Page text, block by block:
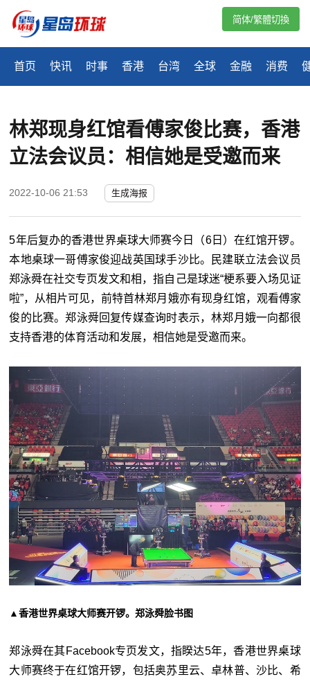
首页 快讯 时事 香港 台湾 全球 金融 消费
简体/繁體切換
林郑现身红馆看傅家俊比赛，香港
立法会议员：相信她是受邀而来
2022-10-06 21:53 生成海报
5年后复办的香港世界桌球大师赛今日（6日）在红馆开锣。
本地桌球一哥傅家俊迎战英国球手沙比。民建联立法会议员
郑泳舜在社交专页发文和相，指自己是球迷“梗系要入场见证
啦”，从相片可见，前特首林郑月娥亦有现身红馆，观看傅家
俊的比赛。郑泳舜回复传媒查询时表示，林郑月娥一向都很
支持香港的体育活动和发展，相信她是受邀而来。
▲香港世界桌球大师赛开锣。郑泳舜脸书图
郑泳舜在其Facebook专页发文，指睽达5年，香港世界桌球
大师赛终于在红馆开锣，包括奥苏里云、卓林普、沙比、希